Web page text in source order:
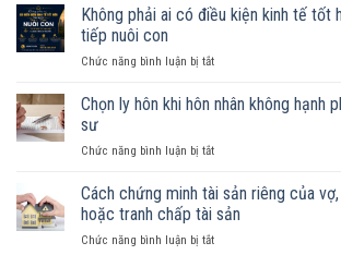
chồng
hợp
được
là
hôn
chung
chồng
đăng
hôn
tài
sản
Không phải ai có điều kiện kinh tế
tiếp nuôi con
Chức năng bình luận bị tắtở
phải
điều
kinh
tế
hơn
Chọn ly hôn khi hôn nhân không hạnh
sư
Chức năng bình luận bị tắtở
ly
hôn
khi
hôn
Cách chứng minh tài sản riêng của
hoặc tranh chấp tài sản
Chức năng bình luận bị tắtở